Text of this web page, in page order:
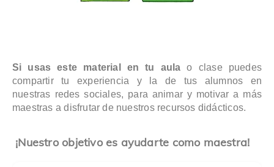
Si usas este material en tu aula o clase puedes
compartir tu experiencia y la de tus alumnos en
nuestras redes sociales, para animar y motivar a más
maestras a disfrutar de nuestros recursos didácticos.
¡Nuestro objetivo es ayudarte como maestra!